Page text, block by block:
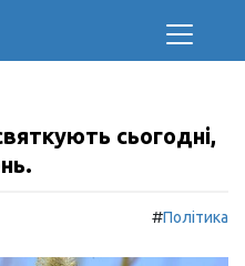
сьогодні,
#Політика